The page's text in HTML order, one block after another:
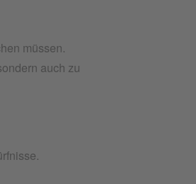
müssen.
auch zu